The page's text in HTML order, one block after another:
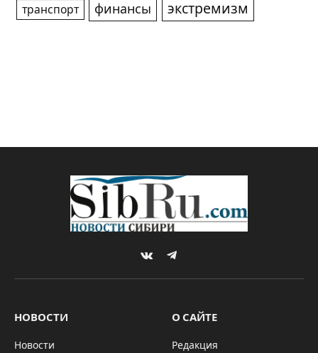
транспорт финансы экстремизм
VKontakteTelegram
НОВОСТИ
Новости
О САЙТЕ
Редакция